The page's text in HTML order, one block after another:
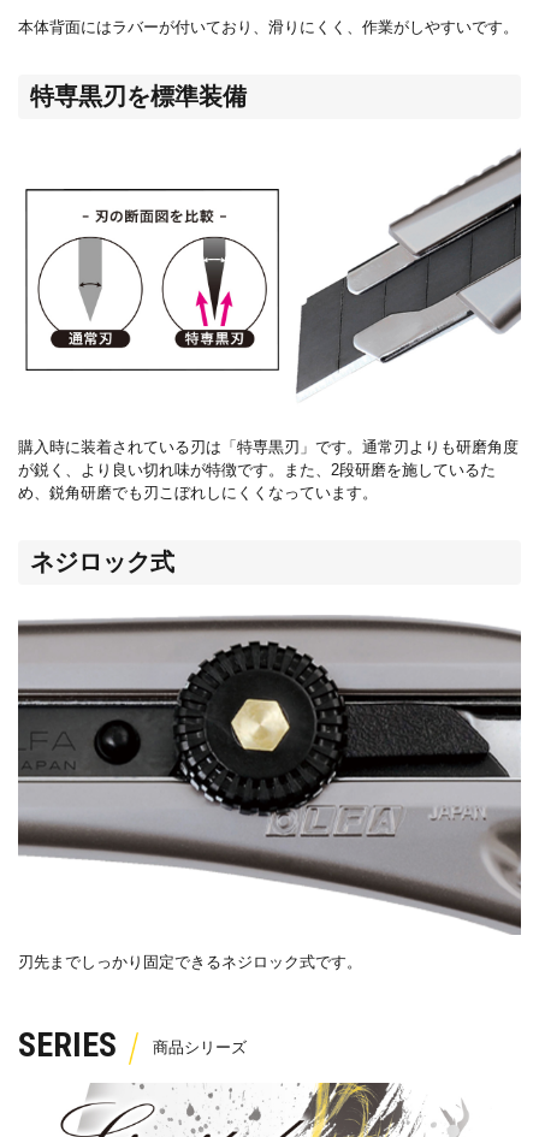
本体背面にはラバーが付いており、滑りにくく、作業がしやすいです。
特専黒刃を標準装備
購入時に装着されている刃は「特専黒刃」です。通常刃よりも研磨角度
が鋭く、より良い切れ味が特徴です。また、 2段研磨を施しているた
め、鋭角研磨でも刃こぼれしにくくなっています。
ネジロック式
刃先までしっかり固定できるネジロック式です。
SERIES